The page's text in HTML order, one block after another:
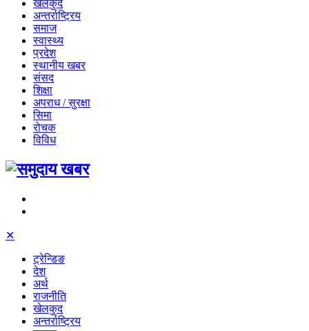
खेलकुद
अन्तर्राष्ट्रिय
समाज
स्वास्थ्य
प्रदेश
स्थानीय खबर
संसद
शिक्षा
अपराध / सुरक्षा
सिमा
रोचक
विविध
✕
ट्रेन्डिङ
देश
अर्थ
राजनीति
खेलकुद
अन्तर्राष्ट्रिय